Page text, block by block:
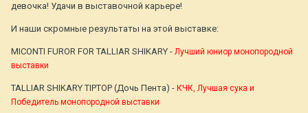
девочка! Удачи в выставочной карьере!
И наши скромные результаты на этой выставке:
MICONTI FUROR FOR TALLIAR SHIKARY - Лучший юниор монопородной
выставки
TALLIAR SHIKARY TIPTOP (Дочь Пента) - КЧК, Лучшая сука и
Победитель монопородной выставки